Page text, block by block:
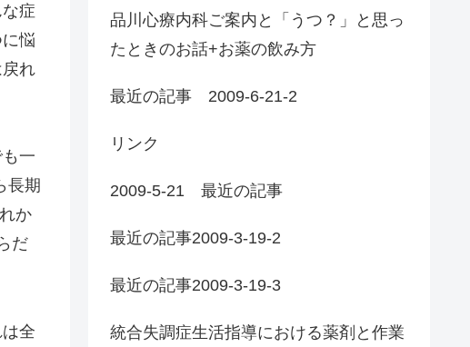
症
悩
れ
一
長期
か
だ
全
品川心療内科ご案内と「うつ？」と思っ
たときのお話+お薬の飲み方
最近の記事 2009-6-21-2
リンク
2009-5-21 最近の記事
最近の記事2009-3-19-2
最近の記事2009-3-19-3
統合失調症生活指導における薬剤と作業